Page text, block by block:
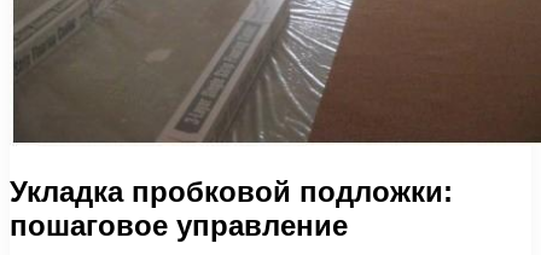
Укладка пробковой подложки:
пошаговое управление